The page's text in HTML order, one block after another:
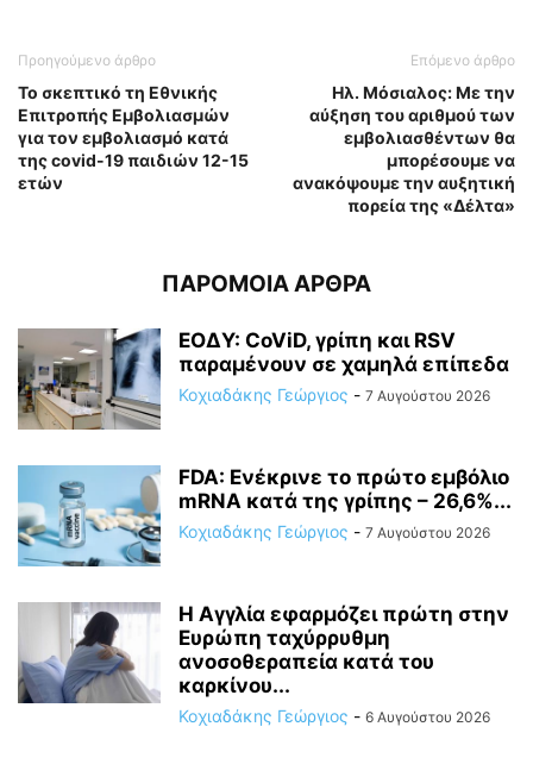
Προηγούμενο άρθρο
Το σκεπτικό τη Εθνικής
Επιτροπής Εμβολιασμών
για τον εμβολιασμό κατά
της covid-19 παιδιών 12-15
ετών
Επόμενο άρθρο
Ηλ. Μόσιαλος: Με την
αύξηση του αριθμού των
εμβολιασθέντων θα
μπορέσουμε να
ανακόψουμε την αυξητική
πορεία της «Δέλτα»
ΠΑΡΟΜΟΙΑ ΑΡΘΡΑ
ΕΟΔΥ: CoViD, γρίπη και RSV
παραμένουν σε χαμηλά επίπεδα
Κοχιαδάκης Γεώργιος - 7 Αυγούστου 2026
FDA: Ενέκρινε το πρώτο εμβόλιο
mRNA κατά της γρίπης – 26,6%...
Κοχιαδάκης Γεώργιος - 7 Αυγούστου 2026
Η Αγγλία εφαρμόζει πρώτη στην
Ευρώπη ταχύρρυθμη
ανοσοθεραπεία κατά του
καρκίνου...
Κοχιαδάκης Γεώργιος - 6 Αυγούστου 2026